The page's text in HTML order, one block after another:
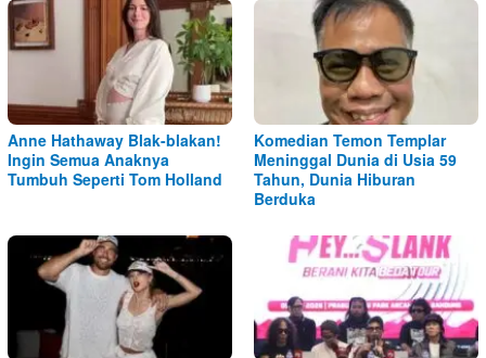
Anne Hathaway Blak-blakan!
Ingin Semua Anaknya
Tumbuh Seperti Tom Holland
Komedian Temon Templar
Meninggal Dunia di Usia 59
Tahun, Dunia Hiburan
Berduka